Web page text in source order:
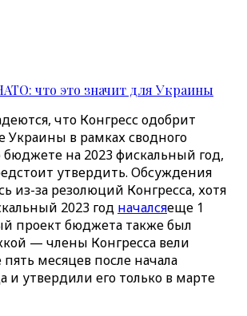
что это значит для Украины
что Конгресс одобрит
Украины в рамках сводного
бюджете на 2023 фискальный год,
утвердить. Обсуждения
из-за резолюций Конгресса, хотя
2023 год началсяеще 1
проект бюджета также был
— члены Конгресса вели
месяцев после начала
и утвердили его только в марте